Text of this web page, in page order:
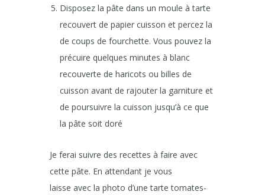
Disposez la pâte dans un moule à tarte
recouvert de papier cuisson et percez la
de coups de fourchette. Vous pouvez la
précuire quelques minutes à blanc
recouverte de haricots ou billes de
cuisson avant de rajouter la garniture et
de poursuivre la cuisson jusqu’à ce que
la pâte soit doré
Je ferai suivre des recettes à faire avec
cette pâte. En attendant je vous
laisse avec la photo d’une tarte tomates-